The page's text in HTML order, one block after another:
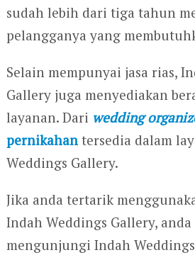
sudah lebih dari tiga tahun
pelangganya yang
Selain mempunyai jasa rias,
Gallery juga menyediakan
layanan. Dari wedding
pernikahantersedia dalam
Weddings Gallery.
Jika anda tertarik
Indah Weddings Gallery,
mengunjungi Indah